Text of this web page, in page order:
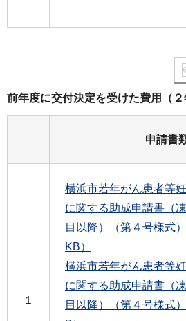
前年度に交付決定を受けた費用（
申請書
１
横浜市若年がん患者等
に関する助成申請書（
目以降）（第４号様式
KB）
横浜市若年がん患者等
に関する助成申請書（
目以降）（第４号様式